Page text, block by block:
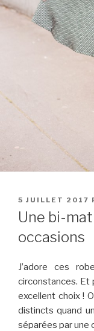
PUBLIÉ
LE
5 JUILLET 2017
Une bi-
occasions
J’adore ces
circonstances. Et
excellent choix !
distincts quand
séparées par une